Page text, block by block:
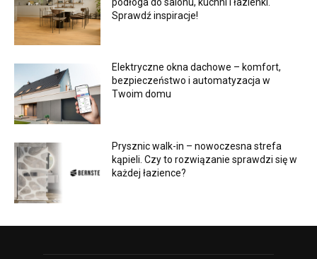
Sprawdź inspiracje!
Elektryczne okna dachowe – komfort,
bezpieczeństwo i automatyzacja w
Twoim domu
Prysznic walk-in – nowoczesna strefa
kąpieli. Czy to rozwiązanie sprawdzi się w
każdej łazience?